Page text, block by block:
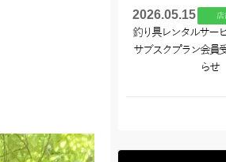
2026.05.15 店
釣り具レンタルサー
サブスクプラン会員
らせ